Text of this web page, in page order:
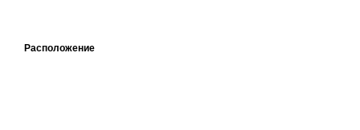
Расположение